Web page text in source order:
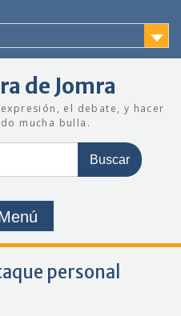
de Jomra
el debate, y hacer
mucha bulla.
personal